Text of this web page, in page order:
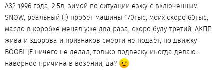
A32 1996 года, 2.5л, зимой по ситуации езжу с включенным
SNOW, реальный (!) пробег машины 170тыс, моих скоро 60тыс,
масло в коробке менял уже два раза, скоро буду третий, АКПП
жива и здорова и признаков смерти не подаёт, по движку
ВООБЩЕ ничего не делал, только подвеску иногда делаю...
наверное причина в везении, да?